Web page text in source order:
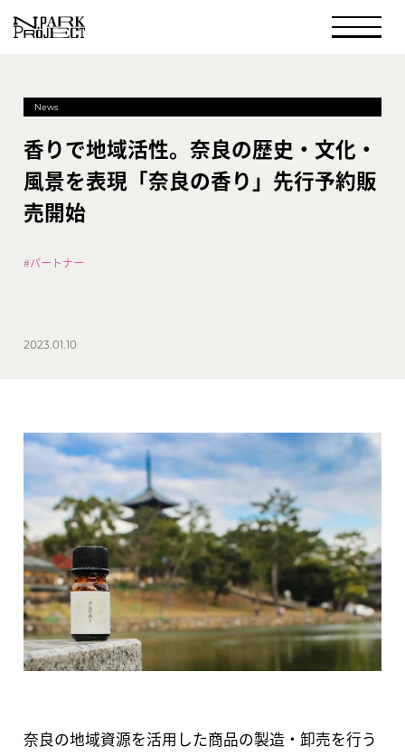
News
香りで地域活性。奈良の歴史・文化・
風景を表現「奈良の香り」先行予約販
売開始
#パートナー
2023.01.10
奈良の地域資源を活⽤した商品の製造・卸売を行う